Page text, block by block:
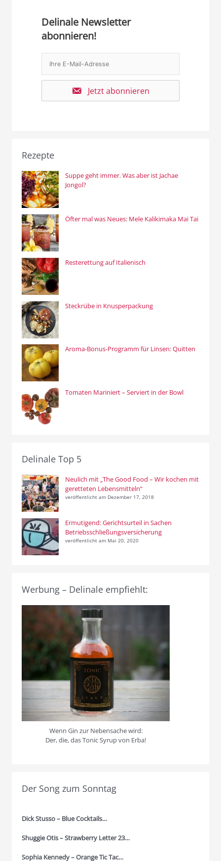
Delinale Newsletter
abonnieren!
Jetzt abonnieren
Rezepte
Suppe geht immer. Was aber ist Jachae
Jongol?
Öfter mal was Neues: Mele Kalikimaka Mai Tai
Resterettung auf Italienisch
Steckrübe in Knusperpackung
Aroma-Bonus-Programm für Linsen: Quitten
Tomaten Mariniert – Serviert in der Bowl
Delinale Top 5
Neulich mit „The Good Food – Wir kochen mit
geretteten Lebensmitteln“
veröffentlicht am Dezember 17, 2018
Ermutigend: Gerichtsurteil in Sachen
Betriebsschließungsversicherung
veröffentlicht am Mai 20, 2020
Werbung – Delinale empfiehlt:
Wenn Gin zur Nebensache wird:
Der, die, das Tonic Syrup von Erba!
Der Song zum Sonntag
Dick Stusso – Blue Cocktails…
Shuggie Otis – Strawberry Letter 23…
Sophia Kennedy – Orange Tic Tac…